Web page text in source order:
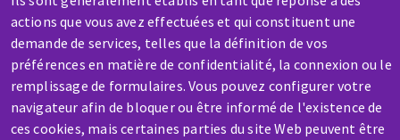
actions que vous avez effectuées et qui constituent une
demande de services, telles que la définition de vos
préférences en matière de confidentialité, la connexion ou le
remplissage de formulaires. Vous pouvez configurer votre
navigateur afin de bloquer ou être informé de l'existence de
ces cookies, mais certaines parties du site Web peuvent être
SERVICE / REPAIR
A broken machine? Out of order?
Contact-us